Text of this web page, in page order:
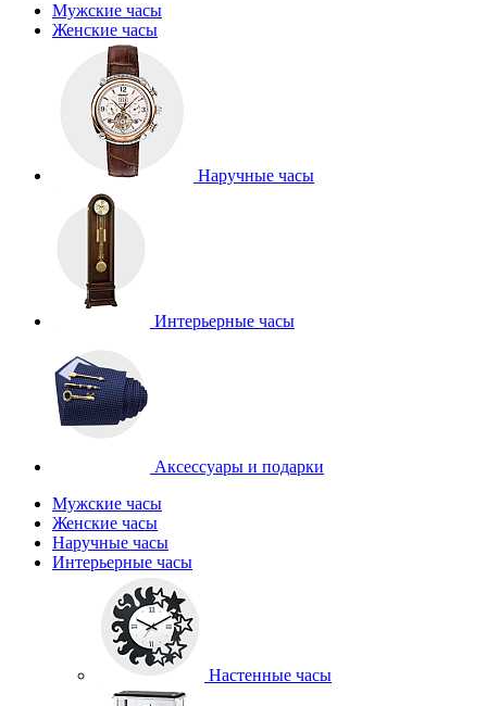
Мужские часы
Женские часы
Наручные часы
Интерьерные часы
Аксессуары и подарки
Мужские часы
Женские часы
Наручные часы
Интерьерные часы
Настенные часы